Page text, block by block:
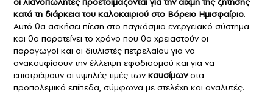
κατά τη διάρκεια του καλοκαιριού στο Βόρειο Ημισφαίριο.
Αυτό θα ασκήσει πίεση στο παγκόσμιο ενεργειακό σύστημα
και θα παρατείνει το χρόνο που θα χρειαστούν οι
παραγωγοί και οι διυλιστές πετρελαίου για να
ανακουφίσουν την έλλειψη εφοδιασμού και για να
επιστρέψουν οι υψηλές τιμές τωνκαυσίμωνστα
προπολεμικά επίπεδα, σύμφωνα με στελέχη και αναλυτές.